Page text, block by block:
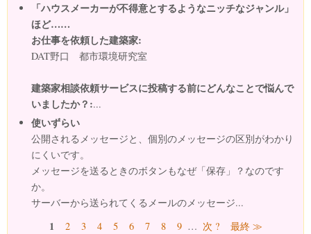
「ハウスメーカーが不得意とするようなニッチなジャンル」
ほど……
お仕事を依頼した建築家:
DAT野口 都市環境研究室
建築家相談依頼サービスに投稿する前にどんなことで悩んで
いましたか？:...
使いずらい
公開されるメッセージと、個別のメッセージの区別がわかり
にくいです。
メッセージを送るときのボタンもなぜ「保存」？なのです
か。
サーバーから送られてくるメールのメッセージ...
ページ1 2 3 4 5 6 7 8 9 … 次 ? 最終 ≫